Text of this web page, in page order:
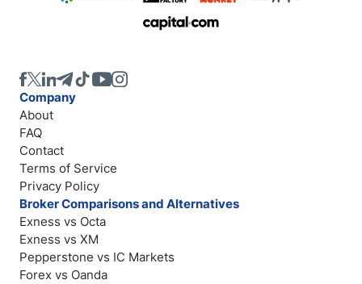
Company
About
FAQ
Contact
Terms of Service
Privacy Policy
Broker Comparisons and Alternatives
Exness vs Octa
Exness vs XM
Pepperstone vs IC Markets
Forex vs Oanda